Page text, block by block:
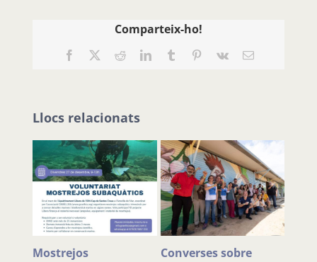
Comparteix-ho!
Facebook RedditLinkedInTumblr Pinterest
Vk Email:
Llocs relacionats
Mostrejos
Converses sobre